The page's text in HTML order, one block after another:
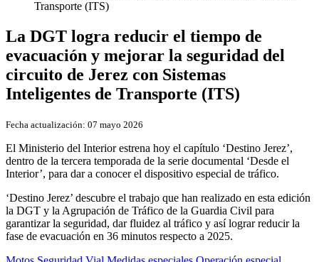
Transporte (ITS)
La DGT logra reducir el tiempo de
evacuación y mejorar la seguridad del
circuito de Jerez con Sistemas
Inteligentes de Transporte (ITS)
Fecha actualización: 07 mayo 2026
El Ministerio del Interior estrena hoy el capítulo ‘Destino Jerez’,
dentro de la tercera temporada de la serie documental ‘Desde el
Interior’, para dar a conocer el dispositivo especial de tráfico.
‘Destino Jerez’ descubre el trabajo que han realizado en esta edición
la DGT y la Agrupación de Tráfico de la Guardia Civil para
garantizar la seguridad, dar fluidez al tráfico y así lograr reducir la
fase de evacuación en 36 minutos respecto a 2025.